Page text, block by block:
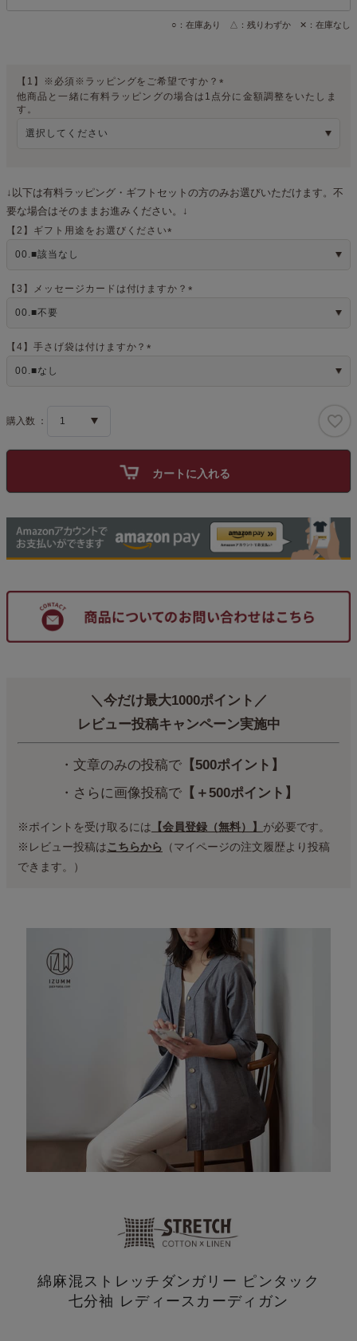
【1】※必須※ラッピングをご希望ですか？
(
他商品と一緒に有料ラッピングの場合は1点分に金額調整をいたしま
す。
↓以下は有料ラッピング・ギフトセットの方のみお選びいただけます。不
要な場合はそのままお進みください。↓
【2】ギフト用途をお選びください
)
【3】メッセージカードは付けますか？
【4】手さげ袋は付けますか？
○：在庫あり △：残りわずか ✕：在庫なし
カートに入れる
＼今だけ最大1000ポイント／
レビュー投稿キャンペーン実施中
・文章のみの投稿で【500ポイント】
・さらに画像投稿で【＋500ポイント】
※ポイントを受け取るには 【会員登録（無料）】 が必要です。
※レビュー投稿はこちらから （マイページの注文履歴より投稿
できます。）
綿麻混ストレッチダンガリー ピンタック
七分袖 レディースカーディガン